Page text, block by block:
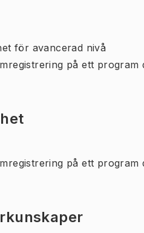
för avancerad nivå
på ett
på ett